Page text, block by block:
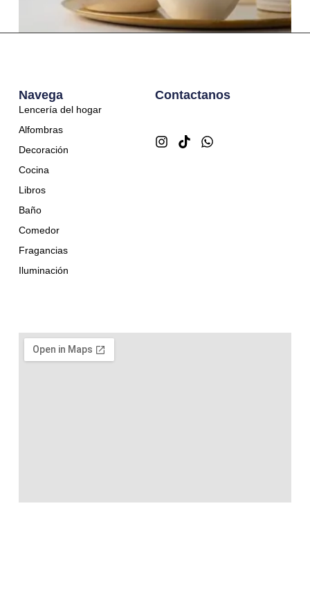
Navega
Lencería del hogar
Alfombras
Decoración
Cocina
Libros
Baño
Comedor
Fragancias
Iluminación
Contactanos